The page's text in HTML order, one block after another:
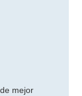
mejor